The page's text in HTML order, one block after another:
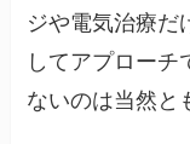
ジや電気治療だ
してアプローチ
ないのは当然と